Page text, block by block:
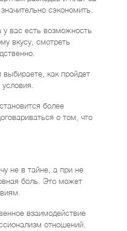
сэкономить.
вас есть возможность
вкусу, смотреть
как пройдет
более
о том, что
не в тайне, а при не
боль. Это может
взаимодействие
отношений.